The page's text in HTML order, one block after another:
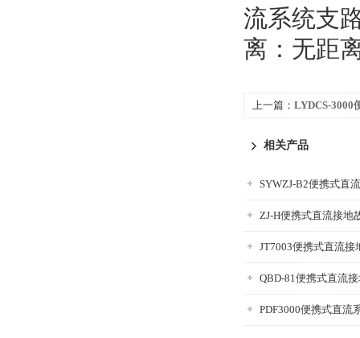
流系统支
离：无距
上一篇： LYDCS-3000
相关产品
SYWZJ-B2便携式直
ZJ-H便携式直流接地
JT7003便携式直流接
QBD-81便携式直流